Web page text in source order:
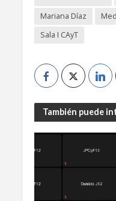
Mariana Díaz
Sala I CAyT
También puede